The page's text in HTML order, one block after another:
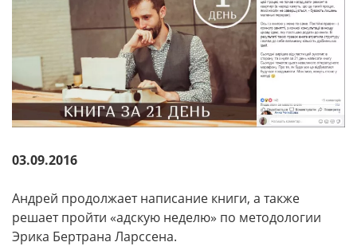
03.09.2016
Андрей продолжает написание книги, а также
решает пройти «адскую неделю» по методологии
Эрика Бертрана Ларссена.